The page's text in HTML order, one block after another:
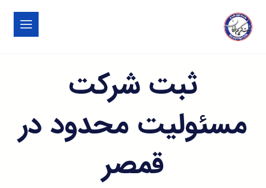
ثبت شرکت
مسئولیت محدود در
قمصر